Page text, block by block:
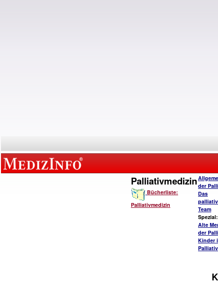
Palliativmedizin
Bücherliste:
Palliativmedizin
der
Das
Team
Spezial:
Alte
der
Kinder